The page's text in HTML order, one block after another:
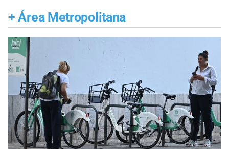
+ Área Metropolitana